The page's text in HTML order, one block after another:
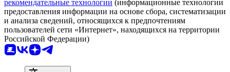
рекомендательные технологии (информационные технологии
предоставления информации на основе сбора, систематизации
и анализа сведений, относящихся к предпочтениям
пользователей сети «Интернет», находящихся на территории
Российской Федерации)